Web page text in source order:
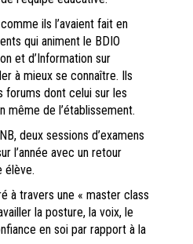
ils l’avaient fait en
qui animent le BDIO
et d’Information sur
à mieux se connaître. Ils
dont celui sur les
même de l’établissement.
deux sessions d’examens
l’année avec un retour
élève.
à travers une « master class
la posture, la voix, le
en soi par rapport à la